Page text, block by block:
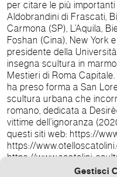
Gestisci
per citare le più
Aldobrandini di Frascati,
Carmona (SP), L’Aquila,
Foshan (Cina), New York
presidente della
insegna scultura in
Mestieri di Roma
ha preso forma a San
scultura urbana che
romano, dedicata a
vittime dell’ignoranza
questi siti web: https://www.otelloscatolini.com/#/
https://
https://www.scatolini-sculture.it/ INFO
Scatolini, Mantra A cura